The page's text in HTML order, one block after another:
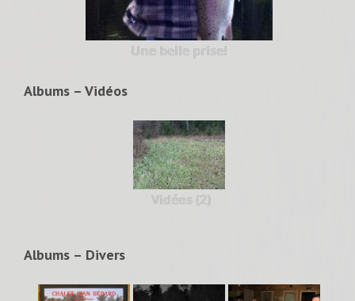
Une belle prise!
Albums – Vidéos
Vidéos (2)
Albums – Divers